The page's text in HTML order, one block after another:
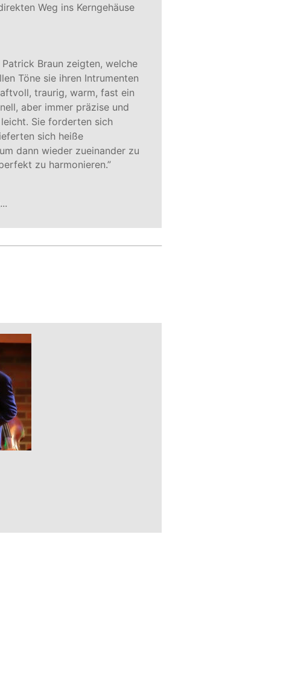
...
Weg ins Kerngehäuse
Patrick Braun zeigten, welche
Töne sie ihren Intrumenten
traurig, warm, fast ein
aber immer präzise und
Sie forderten sich
sich heiße
dann wieder zueinander zu
zu harmonieren.”